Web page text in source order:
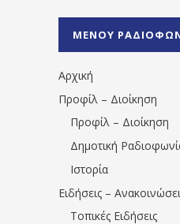
ΜΕΝΟΥ
Αρχική
Προφίλ – Διοίκηση
Προφίλ – Διοίκηση
Δημοτική
Ιστορία
Ειδήσεις –
Τοπικές Ειδήσεις